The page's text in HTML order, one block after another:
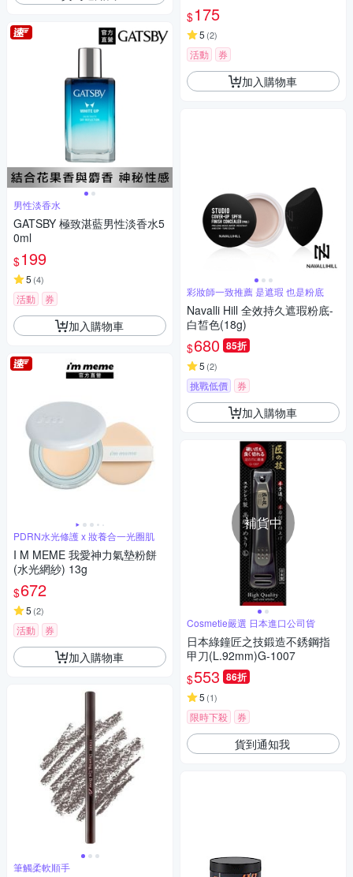
男性淡香水
GATSBY 極致湛藍男性淡香水5
0ml
$199
5 (4)
活動 券
加入購物車
PDRN水光修護 x 妝養合一光圈肌
I M MEME 我愛神力氣墊粉餅
(水光網紗) 13g
$672
5 (2)
活動 券
加入購物車
筆觸柔軟順手
$175
5 (2)
活動 券
加入購物車
彩妝師一致推薦 是遮瑕 也是粉底
Navalli Hill 全效持久遮瑕粉底-
白皙色(18g)
$680 85折
5 (2)
挑戰低價 券
加入購物車
補貨中
Cosmetie嚴選 日本進口公司貨
日本綠鐘匠之技鍛造不銹鋼指
甲刀(L.92mm)G-1007
$553 86折
5 (1)
限時下殺 券
貨到通知我